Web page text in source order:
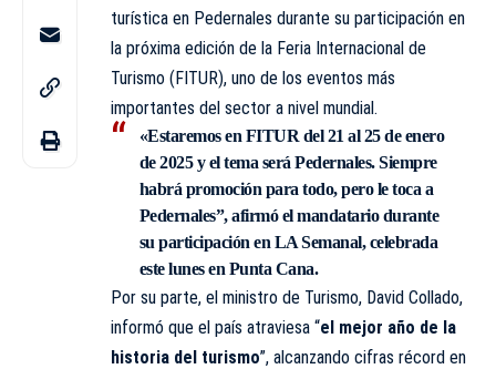
turística en Pedernales durante su participación en
la próxima edición de la Feria Internacional de
Turismo (FITUR), uno de los eventos más
importantes del sector a nivel mundial.
«Estaremos en FITUR del 21 al 25 de enero
de 2025 y el tema será Pedernales. Siempre
habrá promoción para todo, pero le toca a
Pedernales”, afirmó el mandatario durante
su participación en LA Semanal, celebrada
este lunes en Punta Cana.
Por su parte, el ministro de Turismo, David Collado,
informó que el país atraviesa “el mejor año de la
historia del turismo”, alcanzando cifras récord en